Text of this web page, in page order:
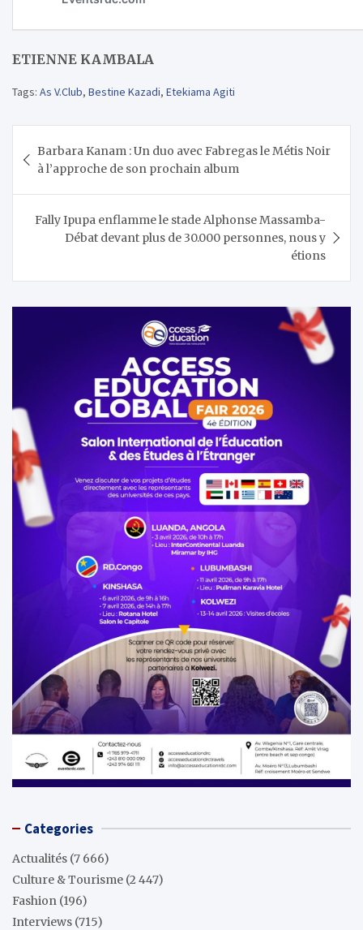
ETIENNE KAMBALA
Tags: As V.Club, Bestine Kazadi, Etekiama Agiti
de
l’article
Barbara Kanam : Un duo avec Fabregas le Métis Noir
à l’approche de son prochain album
Fally Ipupa enflamme le stade Alphonse Massamba-
Débat devant plus de 30.000 personnes, nous y
étions
Categories
Actualités (7 666)
Culture & Tourisme (2 447)
Fashion (196)
Interviews (715)